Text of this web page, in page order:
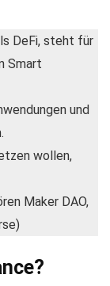
DeFi, steht für
Smart
und
wollen,
Maker DAO,